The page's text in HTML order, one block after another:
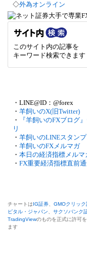
◇外為オンライン
このサイト内の記事を
キーワード検索できます
・LINE@ID：@forex
・ 羊飼いのX(旧Twitter)
・
『羊飼いのFXブログ
リ
・ 羊飼いのLINEスタンプ
・ 羊飼いのFXメルマガ
・ 本日の経済指標メルマ
・ FX重要経済指標直前
チャートはIG証券 GMOクリック
ピタル・ジャパン
サクソバンク
TradingViewのものを正式に許可
ます